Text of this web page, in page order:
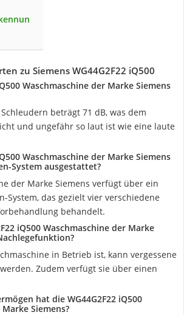
zu Siemens WG44G2F22 iQ500
Waschmaschine der Marke Siemens
beträgt 71 dB, was dem
und ungefähr so laut ist wie eine laute
Waschmaschine der Marke Siemens
System ausgestattet?
der Marke Siemens verfügt über ein
System, das gezielt vier verschiedene
behandelt.
iQ500 Waschmaschine der Marke
in Betrieb ist, kann vergessene
Zudem verfügt sie über einen
hat die WG44G2F22 iQ500
Siemens?